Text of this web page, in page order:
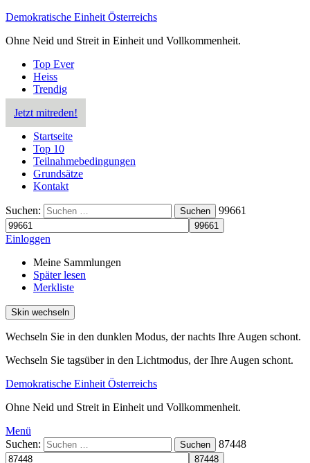
Demokratische Einheit Österreichs
Ohne Neid und Streit in Einheit und Vollkommenheit.
Top Ever
Heiss
Trendig
Jetzt mitreden!
Startseite
Top 10
Teilnahmebedingungen
Grundsätze
Kontakt
Suchen: Suchen 99661
Einloggen
Meine Sammlungen
Später lesen
Merkliste
Skin wechseln
Wechseln Sie in den dunklen Modus, der nachts Ihre Augen schont.
Wechseln Sie tagsüber in den Lichtmodus, der Ihre Augen schont.
Demokratische Einheit Österreichs
Ohne Neid und Streit in Einheit und Vollkommenheit.
Menü
Suchen:
Suchen 87448